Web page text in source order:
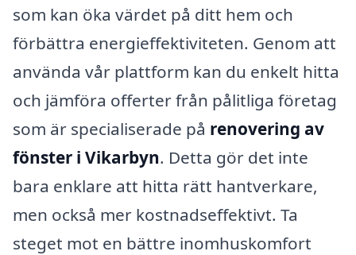
som kan öka värdet på ditt hem och
förbättra energieffektiviteten. Genom att
använda vår plattform kan du enkelt hitta
och jämföra offerter från pålitliga företag
som är specialiserade på renovering av
fönster i Vikarbyn. Detta gör det inte
bara enklare att hitta rätt hantverkare,
men också mer kostnadseffektivt. Ta
steget mot en bättre inomhuskomfort